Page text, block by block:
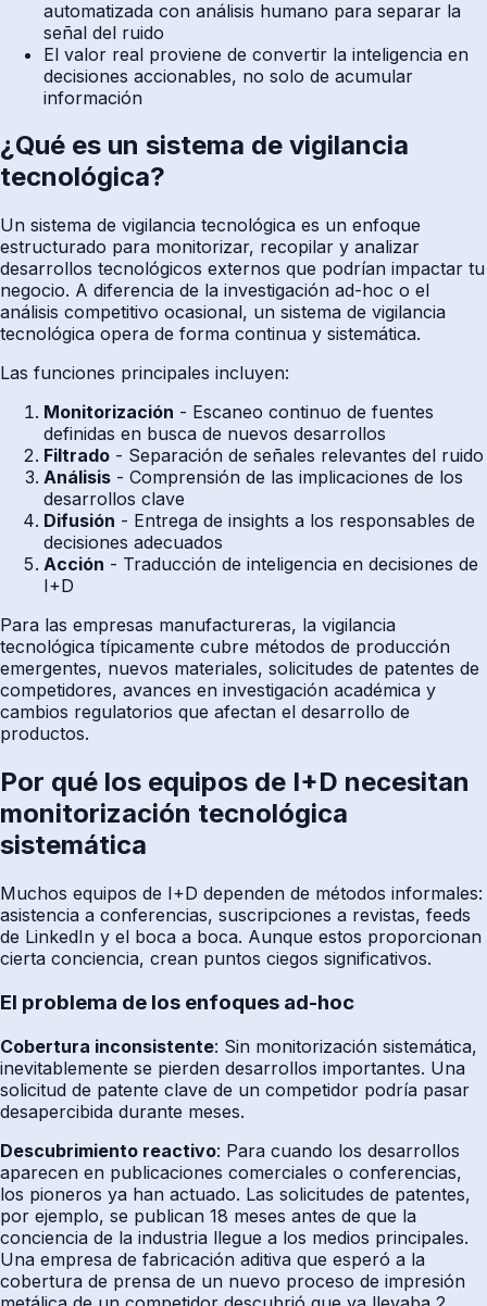
automatizada con análisis humano para separar la
señal del ruido
El valor real proviene de convertir la inteligencia en
decisiones accionables, no solo de acumular
información
¿Qué es un sistema de vigilancia
tecnológica?
Un sistema de vigilancia tecnológica es un enfoque
estructurado para monitorizar, recopilar y analizar
desarrollos tecnológicos externos que podrían impactar tu
negocio. A diferencia de la investigación ad-hoc o el
análisis competitivo ocasional, un sistema de vigilancia
tecnológica opera de forma continua y sistemática.
Las funciones principales incluyen:
Monitorización - Escaneo continuo de fuentes
definidas en busca de nuevos desarrollos
Filtrado - Separación de señales relevantes del ruido
Análisis - Comprensión de las implicaciones de los
desarrollos clave
Difusión - Entrega de insights a los responsables de
decisiones adecuados
Acción - Traducción de inteligencia en decisiones de
I+D
Para las empresas manufactureras, la vigilancia
tecnológica típicamente cubre métodos de producción
emergentes, nuevos materiales, solicitudes de patentes de
competidores, avances en investigación académica y
cambios regulatorios que afectan el desarrollo de
productos.
Por qué los equipos de I+D necesitan
monitorización tecnológica
sistemática
Muchos equipos de I+D dependen de métodos informales:
asistencia a conferencias, suscripciones a revistas, feeds
de LinkedIn y el boca a boca. Aunque estos proporcionan
cierta conciencia, crean puntos ciegos significativos.
El problema de los enfoques ad-hoc
Cobertura inconsistente: Sin monitorización sistemática,
inevitablemente se pierden desarrollos importantes. Una
solicitud de patente clave de un competidor podría pasar
desapercibida durante meses.
Descubrimiento reactivo: Para cuando los desarrollos
aparecen en publicaciones comerciales o conferencias,
los pioneros ya han actuado. Las solicitudes de patentes,
por ejemplo, se publican 18 meses antes de que la
conciencia de la industria llegue a los medios principales.
Una empresa de fabricación aditiva que esperó a la
cobertura de prensa de un nuevo proceso de impresión